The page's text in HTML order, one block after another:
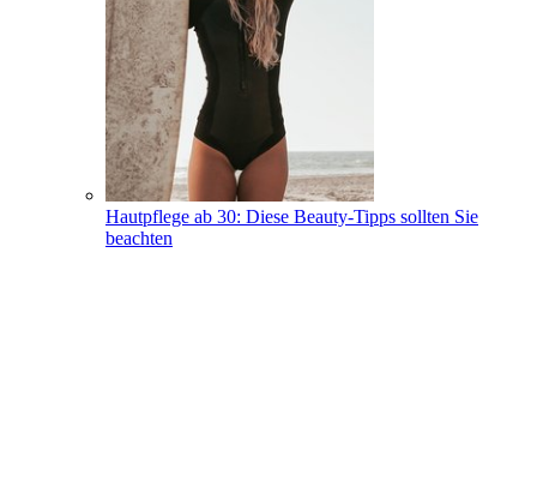
Hautpflege ab 30: Diese Beauty-Tipps sollten Sie
beachten